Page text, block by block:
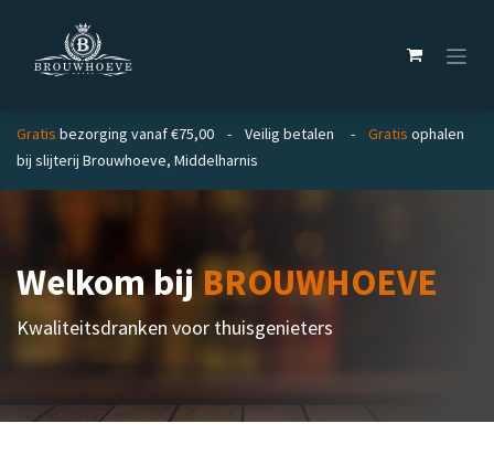
Gratis bezorging vanaf €75,00 - Veilig betalen - Gratis ophalen
bij slijterij Brouwhoeve, Middelharnis
Welkom bijBROUWHOEVE
Kwaliteitsdranken voor thuisgenieters